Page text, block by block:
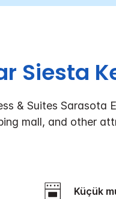
Siesta
& Suites Sarasota
mall, and other
Küçük